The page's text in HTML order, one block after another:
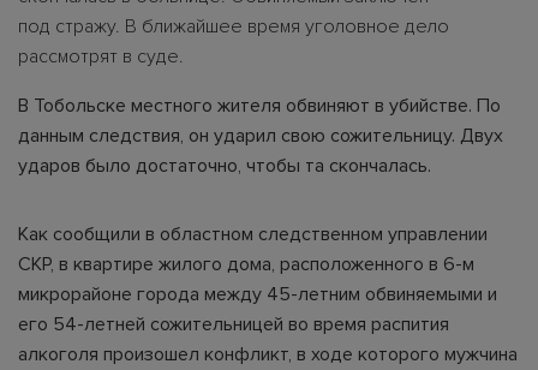
под стражу. В ближайшее время уголовное дело
рассмотрят в суде.
В Тобольске местного жителя обвиняют в убийстве. По
данным следствия, он ударил свою сожительницу. Двух
ударов было достаточно, чтобы та скончалась.
Как сообщили в областном следственном управлении
СКР, в квартире жилого дома, расположенного в 6-м
микрорайоне города между 45-летним обвиняемыми и
его 54-летней сожительницей во время распития
алкоголя произошел конфликт, в ходе которого мужчина